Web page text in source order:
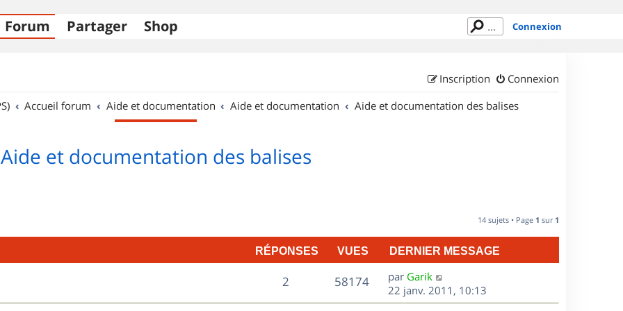
Forum Partager Shop Connexion
Connexion
Inscription
Accueil forum Aide et documentation Aide et documentation Aide et documentation des balises
Aide et documentation des balises
14 sujets • Page 1 sur 1
RÉPONSES VUES DERNIER MESSAGE
2R
é
58174V
u
D
e
r
par Garik
22 janv. 2011, 10:13